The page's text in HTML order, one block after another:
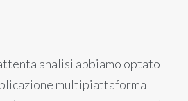
analisi abbiamo optato
multipiattaforma